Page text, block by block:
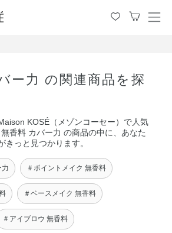
メ
ー力 の関連商品を探
KOSÉ（メゾンコーセー）で人気
香料 カバー力 の商品の中に、あなた
きっと見つかります。
力 ＃ポイントメイク 無香料
＃ベースメイク 無香料
＃アイブロウ 無香料